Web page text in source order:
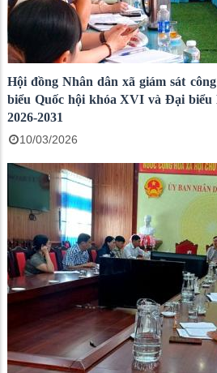
Hội đồng Nhân dân xã giám sát
biểu Quốc hội khóa XVI và Đại
2026-2031
10/03/2026